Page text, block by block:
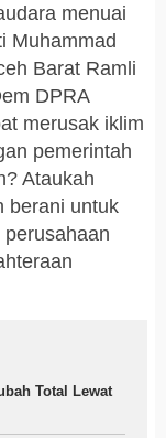
menuai
Muhammad
Barat Ramli
DPRA
merusak iklim
pemerintah
Ataukah
berani untuk
Total Lewat